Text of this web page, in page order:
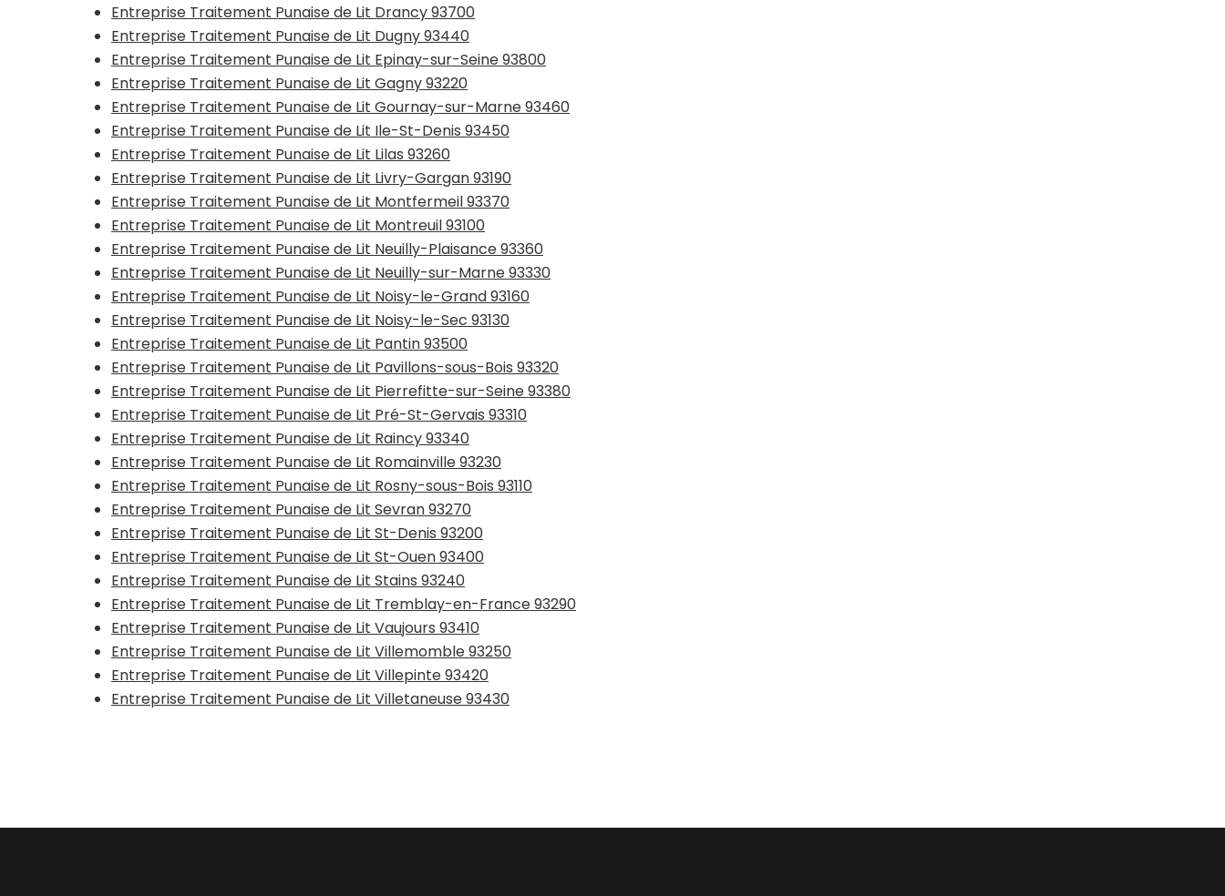
Entreprise Traitement Punaise de Lit Drancy 93700
Entreprise Traitement Punaise de Lit Dugny 93440
Entreprise Traitement Punaise de Lit Epinay-sur-Seine 93800
Entreprise Traitement Punaise de Lit Gagny 93220
Entreprise Traitement Punaise de Lit Gournay-sur-Marne 93460
Entreprise Traitement Punaise de Lit Ile-St-Denis 93450
Entreprise Traitement Punaise de Lit Lilas 93260
Entreprise Traitement Punaise de Lit Livry-Gargan 93190
Entreprise Traitement Punaise de Lit Montfermeil 93370
Entreprise Traitement Punaise de Lit Montreuil 93100
Entreprise Traitement Punaise de Lit Neuilly-Plaisance 93360
Entreprise Traitement Punaise de Lit Neuilly-sur-Marne 93330
Entreprise Traitement Punaise de Lit Noisy-le-Grand 93160
Entreprise Traitement Punaise de Lit Noisy-le-Sec 93130
Entreprise Traitement Punaise de Lit Pantin 93500
Entreprise Traitement Punaise de Lit Pavillons-sous-Bois 93320
Entreprise Traitement Punaise de Lit Pierrefitte-sur-Seine 93380
Entreprise Traitement Punaise de Lit Pré-St-Gervais 93310
Entreprise Traitement Punaise de Lit Raincy 93340
Entreprise Traitement Punaise de Lit Romainville 93230
Entreprise Traitement Punaise de Lit Rosny-sous-Bois 93110
Entreprise Traitement Punaise de Lit Sevran 93270
Entreprise Traitement Punaise de Lit St-Denis 93200
Entreprise Traitement Punaise de Lit St-Ouen 93400
Entreprise Traitement Punaise de Lit Stains 93240
Entreprise Traitement Punaise de Lit Tremblay-en-France 93290
Entreprise Traitement Punaise de Lit Vaujours 93410
Entreprise Traitement Punaise de Lit Villemomble 93250
Entreprise Traitement Punaise de Lit Villepinte 93420
Entreprise Traitement Punaise de Lit Villetaneuse 93430